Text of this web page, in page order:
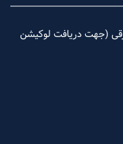
(جهت دریافت لوکیشن